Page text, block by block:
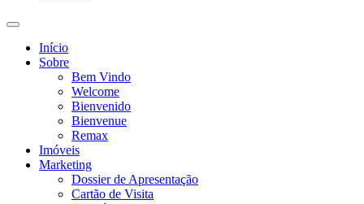
Toggle
search
field
Início
Sobre
Bem Vindo
Welcome
Bienvenido
Bienvenue
Remax
Imóveis
Marketing
Dossier de Apresentação
Cartão de Visita